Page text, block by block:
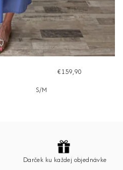
€159,90
S/M
Darček ku každej objednávke